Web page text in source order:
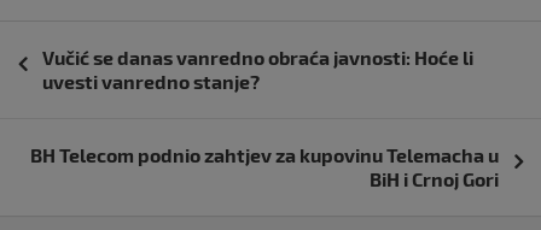
objava
Vučić se danas vanredno obraća javnosti: Hoće li
uvesti vanredno stanje?
BH Telecom podnio zahtjev za kupovinu Telemacha u
BiH i Crnoj Gori